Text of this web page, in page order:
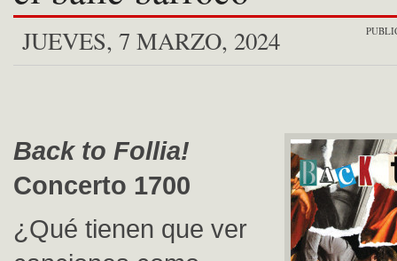
JUEVES, 7 MARZO, 2024
Back to Follia!
Concerto 1700
¿Qué tienen que ver